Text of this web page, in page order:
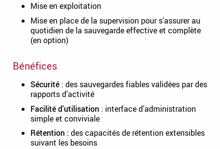
Mise en exploitation
Mise en place de la supervision pour s’assurer au
quotidien de la sauvegarde effective et complète
(en option)
Bénéfices
Sécurité : des sauvegardes fiables validées par des
rapports d’activité
Facilité d’utilisation : interface d’administration
simple et conviviale
Rétention :des capacités de rétention extensibles
suivant les besoins